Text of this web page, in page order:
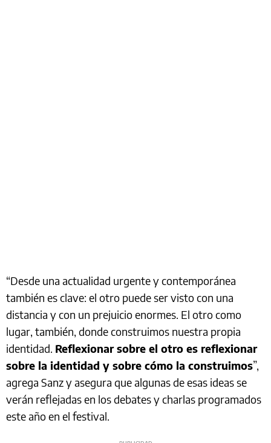
“Desde una actualidad urgente y contemporánea
también es clave: el otro puede ser visto con una
distancia y con un prejuicio enormes. El otro como
lugar, también, donde construimos nuestra propia
identidad. Reflexionar sobre el otro es reflexionar
sobre la identidad y sobre cómo la construimos”,
agrega Sanz y asegura que algunas de esas ideas se
verán reflejadas en los debates y charlas programados
este año en el festival.